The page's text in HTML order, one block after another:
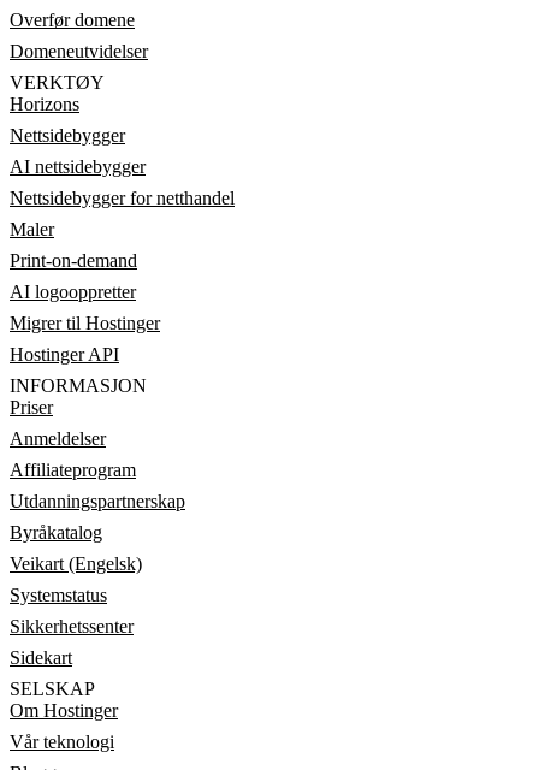
Overfør domene
Domeneutvidelser
VERKTØY
Horizons
Nettsidebygger
AI nettsidebygger
Nettsidebygger for netthandel
Maler
Print-on-demand
AI logooppretter
Migrer til Hostinger
Hostinger API
INFORMASJON
Priser
Anmeldelser
Affiliateprogram
Utdanningspartnerskap
Byråkatalog
Veikart (Engelsk)
Systemstatus
Sikkerhetssenter
Sidekart
SELSKAP
Om Hostinger
Vår teknologi